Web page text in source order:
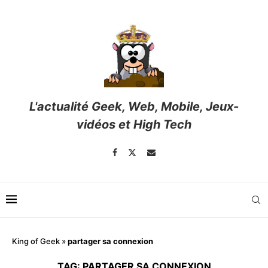
L'actualité Geek, Web, Mobile, Jeux-
vidéos et High Tech
King of Geek »partager sa connexion